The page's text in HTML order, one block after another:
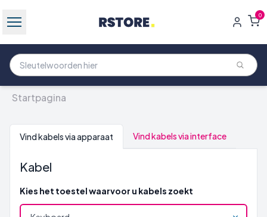
0
Startpagina
Vind kabels via apparaat Vind kabels via interface
Kabel
Kies het toestel waarvoor u kabels zoekt